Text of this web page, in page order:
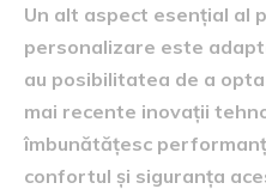
Un alt aspect esențial al
personalizare este
au posibilitatea de a
mai recente inovații
îmbunătățesc
confortul și siguranța